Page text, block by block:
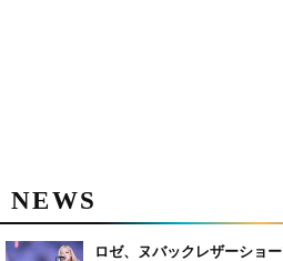
NEWS
ロゼ、ヌバックレザーショ